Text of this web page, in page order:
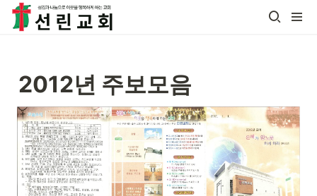
2012년 주보모음